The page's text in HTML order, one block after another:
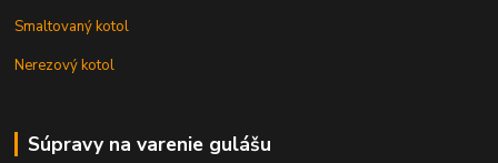
Smaltovaný kotol
Nerezový kotol
Súpravy na varenie gulášu